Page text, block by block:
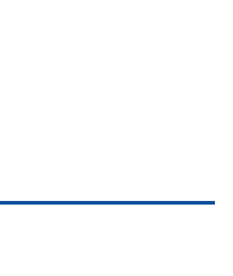
145г/кв.м, желтая